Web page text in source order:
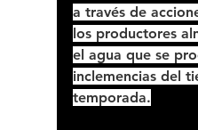
a través de
los productores
el agua que se
inclemencias del
temporada.